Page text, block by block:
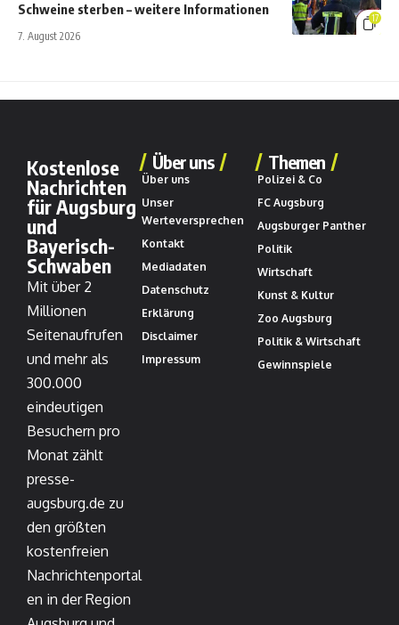
17
Schweine sterben – weitere Informationen
7. August 2026
Kostenlose
Nachrichten
für Augsburg
und
Bayerisch-
Schwaben
Mit über 2
Millionen
Seitenaufrufen
und mehr als
300.000
eindeutigen
Besuchern pro
Monat zählt
presse-
augsburg.de zu
den größten
kostenfreien
Nachrichtenportal
en in der Region
Über uns
Über uns
Unser
Werteversprechen
Kontakt
Mediadaten
Datenschutz
Erklärung
Disclaimer
Impressum
Themen
Polizei & Co
FC Augsburg
Augsburger Panther
Politik
Wirtschaft
Kunst & Kultur
Zoo Augsburg
Politik & Wirtschaft
Gewinnspiele